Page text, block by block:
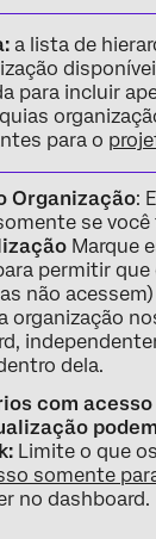
a lista de
para incluir
para o
Organização:
se você
Marque
permitir
não
organização
dela.
com
Limite o que
somente
no dashboard.